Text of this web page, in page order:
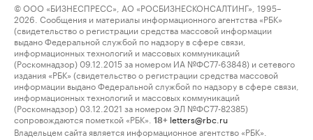
© ООО «БИЗНЕСПРЕСС», АО «РОСБИЗНЕСКОНСАЛТИНГ», 1995–
2026. Сообщения и материалы информационного агентства «РБК»
(свидетельство о регистрации средства массовой информации
выдано Федеральной службой по надзору в сфере связи,
информационных технологий и массовых коммуникаций
(Роскомнадзор) 09.12.2015 за номером ИА №ФС77-63848) и сетевого
издания «РБК» (свидетельство о регистрации средства массовой
информации выдано Федеральной службой по надзору в сфере связи,
информационных технологий и массовых коммуникаций
(Роскомнадзор) 03.12.2021 за номером ЭЛ №ФС77-82385)
сопровождаются пометкой «РБК».
18+ letters@rbc.ru
Владельцем сайта является информационное агентство «РБК».